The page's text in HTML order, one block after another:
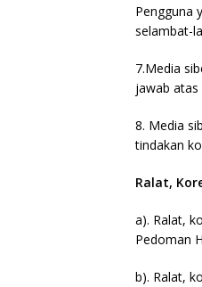
Pengguna
selambat-
7.Media
jawab atas
8. Media
tindakan
Ralat,
a). Ralat,
Pedoman
b). Ralat,